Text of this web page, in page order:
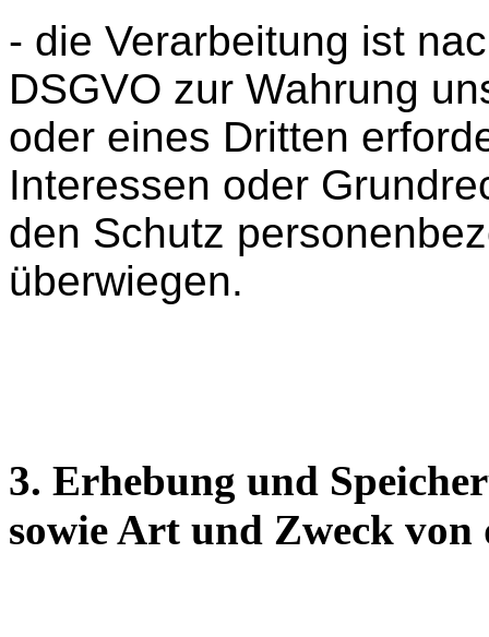
- die Verarbeitung ist
DSGVO zur Wahrung
oder eines Dritten
Interessen oder
den Schutz
überwiegen.
3. Erhebung und
sowie Art und Zweck von